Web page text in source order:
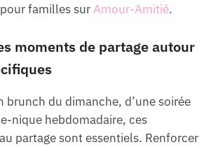
pour familles surAmour-Amitié.
moments de partage autour
brunch du dimanche, d’une soirée
nique hebdomadaire, ces
partage sont essentiels. Renforcer